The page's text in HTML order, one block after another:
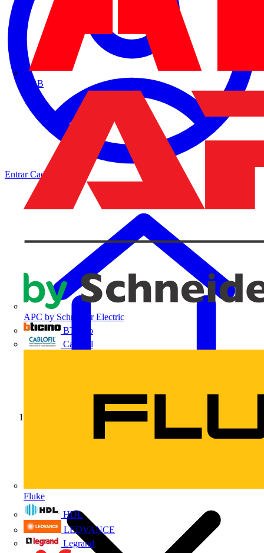
ABB
APC by Schneider Electric
BTicino
Cablofil
Fluke
HDL
LEDVANCE
Legrand
EntrarCadastrar